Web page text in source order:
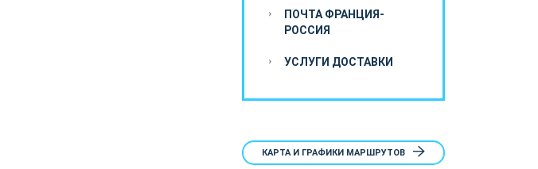
ПОЧТА ФРАНЦИЯ-
РОССИЯ
УСЛУГИ ДОСТАВКИ
КАРТА И ГРАФИКИ МАРШРУТОВ